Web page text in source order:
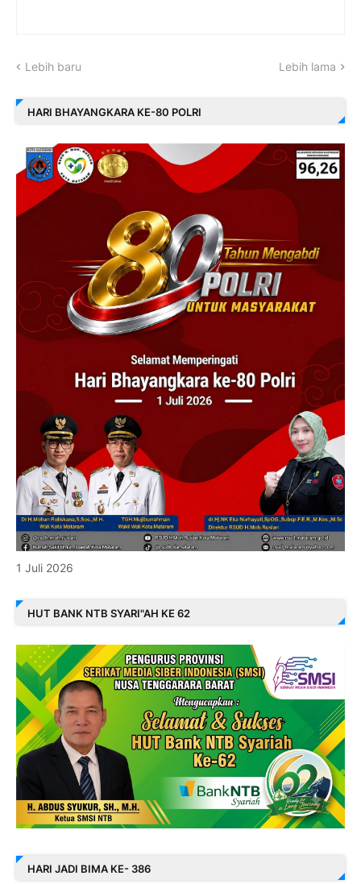
Lebih baru Lebih lama
HARI BHAYANGKARA KE-80 POLRI
1 Juli 2026
HUT BANK NTB SYARI"AH KE 62
HARI JADI BIMA KE- 386